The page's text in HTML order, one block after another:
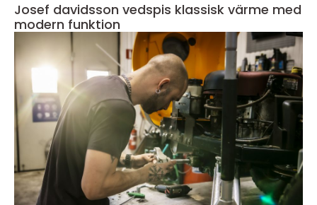
Josef davidsson vedspis klassisk värme med
modern funktion